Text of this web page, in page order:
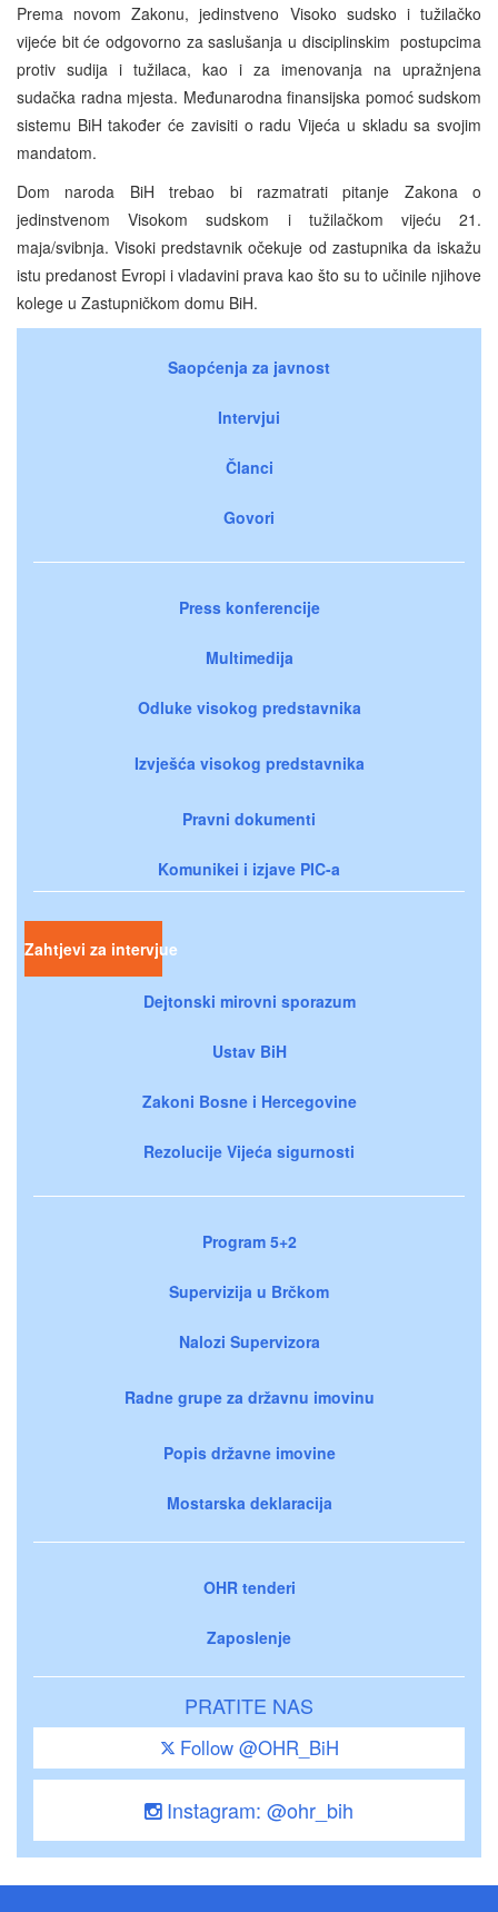
Prema novom Zakonu, jedinstveno Visoko sudsko i tužilačko
vijeće bit će odgovorno za saslušanja u disciplinskim postupcima
protiv sudija i tužilaca, kao i za imenovanja na upražnjena
sudačka radna mjesta. Međunarodna finansijska pomoć sudskom
sistemu BiH također će zavisiti o radu Vijeća u skladu sa svojim
mandatom.
Dom naroda BiH trebao bi razmatrati pitanje Zakona o
jedinstvenom Visokom sudskom i tužilačkom vijeću 21.
maja/svibnja. Visoki predstavnik očekuje od zastupnika da iskažu
istu predanost Evropi i vladavini prava kao što su to učinile njihove
kolege u Zastupničkom domu BiH.
Saopćenja za javnost
Intervjui
Članci
Govori
Press konferencije
Multimedija
Odluke visokog predstavnika
Izvješća visokog predstavnika
Pravni dokumenti
Komunikei i izjave PIC-a
Zahtjevi za intervjue
Dejtonski mirovni sporazum
Ustav BiH
Zakoni Bosne i Hercegovine
Rezolucije Vijeća sigurnosti
Program 5+2
Supervizija u Brčkom
Nalozi Supervizora
Radne grupe za državnu imovinu
Popis državne imovine
Mostarska deklaracija
OHR tenderi
Zaposlenje
PRATITE NAS
Follow @OHR_BiH
Instagram: @ohr_bih